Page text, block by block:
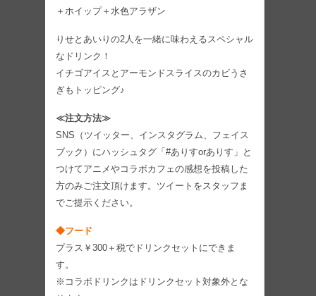
＋ホイップ＋水色アラザン
りせとあいりの2人を一緒に味わえるスペシャル
なドリンク！
イチゴアイスとアーモンドスライスのカビうさ
ぎもトッピング♪
≪注文方法≫
SNS（ツイッター、インスタグラム、フェイス
ブック）にハッシュタグ「#ありすorありす」と
つけてアニメやコラボカフェの感想を投稿した
方のみご注文頂けます。ツイートをスタッフま
でご提示ください。
◆フード
プラス￥300＋税でドリンクセットにできま
す。
※コラボドリンクはドリンクセット対象外とな